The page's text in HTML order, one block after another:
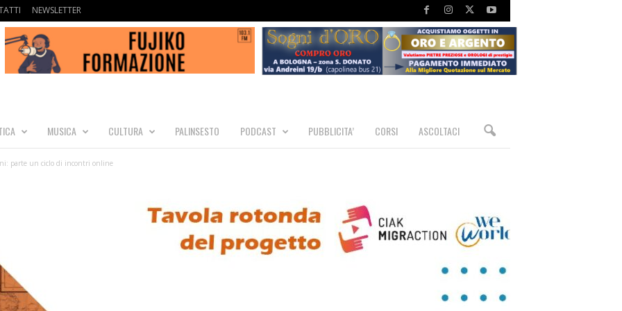
NEWSLETTER
MUSICA CULTURA PALINSESTO PODCAST PUBBLICITA’ CORSI ASCOLTACI
parte un ciclo di incontri online